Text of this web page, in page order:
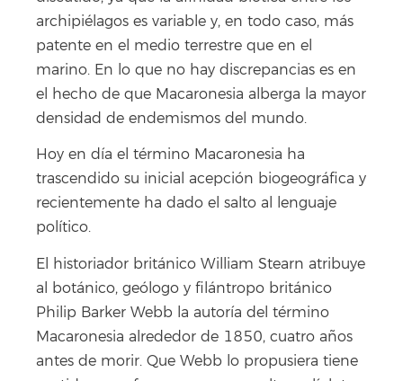
archipiélagos es variable y, en todo caso, más
patente en el medio terrestre que en el
marino. En lo que no hay discrepancias es en
el hecho de que Macaronesia alberga la mayor
densidad de endemismos del mundo.
Hoy en día el término Macaronesia ha
trascendido su inicial acepción biogeográfica y
recientemente ha dado el salto al lenguaje
político.
El historiador británico William Stearn atribuye
al botánico, geólogo y filántropo británico
Philip Barker Webb la autoría del término
Macaronesia alrededor de 1850, cuatro años
antes de morir. Que Webb lo propusiera tiene